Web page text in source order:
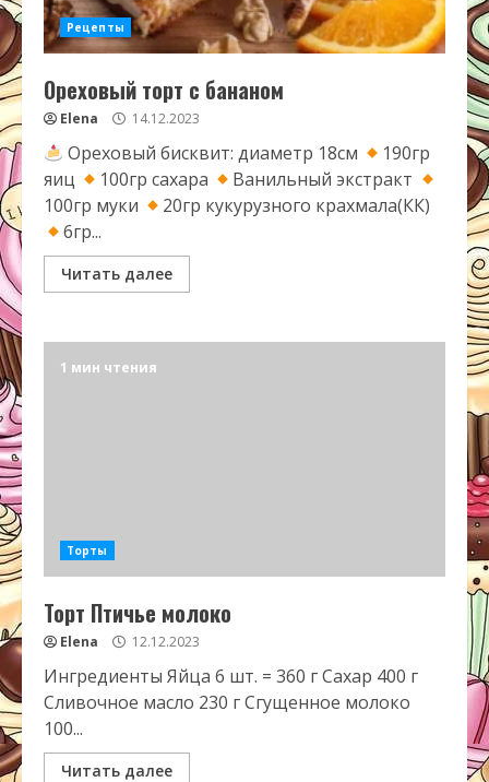
Рецепты
Ореховый торт с бананом
Elena 14.12.2023
Ореховый бисквит: диаметр 18см
190гр
яиц
100гр сахара
Ванильный экстракт
100гр муки
20гр кукурузного крахмала(КК)
6гр...
Читать далее
1 мин чтения
Торты
Торт Птичье молоко
Elena 12.12.2023
Ингредиенты Яйца 6 шт. = 360 г Сахар 400 г
Сливочное масло 230 г Сгущенное молоко
100...
Читать далее